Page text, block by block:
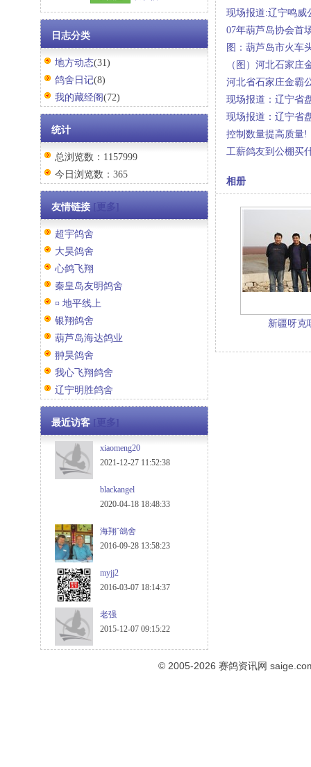
日志分类
地方动态(31)
鸽舍日记(8)
我的藏经阁(72)
统计
总浏览数：1157999
今日浏览数：365
友情链接 [更多]
超宇鸽舍
大昊鸽舍
心鸽飞翔
秦皇岛友明鸽舍
¤ 地平线上
银翔鸽舍
葫芦岛海达鸽业
翀昊鸽舍
我心飞翔鸽舍
辽宁明胜鸽舍
最近访客 [更多]
xiaomeng20
2021-12-27 11:52:38
blackangel
2020-04-18 18:48:33
海翔ˇ鴿舍
2016-09-28 13:58:23
myjj2
2016-03-07 18:14:37
老强
2015-12-07 09:15:22
现场报道:辽宁鸣威
07年葫芦岛协会首
图：葫芦岛市火车
（图）河北石家庄
河北省石家庄金霸
现场报道：辽宁省
现场报道：辽宁省
控制数量提高质量!
工薪鸽友到公棚买
相册
新疆呀克
© 2005-2026 赛鸽资讯网